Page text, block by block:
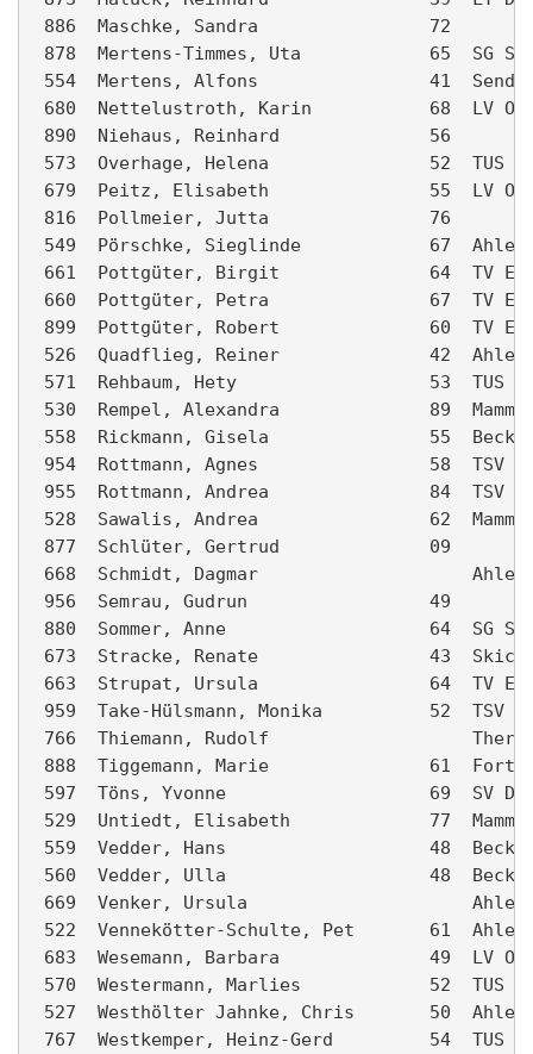
886  Maschke, Sandra                72
878  Mertens-Timmes, Uta            65
554  Mertens, Alfons                41
680  Nettelustroth, Karin           68
890  Niehaus, Reinhard
573  Overhage, Helena               52
679  Peitz, Elisabeth               55
816  Pollmeier, Jutta               76
549  Pörschke, Sieglinde            67
661  Pottgüter, Birgit              64  TV
660  Pottgüter, Petra               67  TV
899  Pottgüter, Robert              60  TV
526  Quadflieg, Reiner              42
571  Rehbaum, Hety                  53
530  Rempel, Alexandra              89
558  Rickmann, Gisela               55
954  Rottmann, Agnes                58
955  Rottmann, Andrea               84
528  Sawalis, Andrea                62
877  Schlüter, Gertrud              09
668  Schmidt, Dagmar
956  Semrau, Gudrun                 49
880  Sommer, Anne                   64  SG
673  Stracke, Renate                43
663  Strupat, Ursula                64  TV
959  Take-Hülsmann, Monika          52
766  Thiemann, Rudolf
888  Tiggemann, Marie               61
597  Töns, Yvonne                   69  SV
529  Untiedt, Elisabeth             77
559  Vedder, Hans                   48
560  Vedder, Ulla                   48
669  Venker, Ursula
522  Vennekötter-Schulte, Pet       61
683  Wesemann, Barbara              49
570  Westermann, Marlies            52
527  Westhölter Jahnke, Chris       50
767  Westkemper, Heinz-Gerd         54